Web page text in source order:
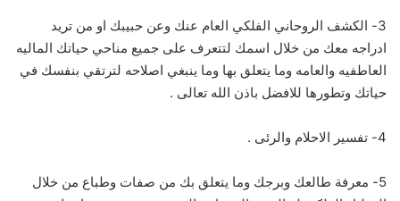
3- الكشف الروحاني الفلكي العام عنك وعن حبيبك او من تريد
ادراجه معك من خلال اسمك لتتعرف على جميع مناحي حياتك الماليه
العاطفيه والعامه وما يتعلق بها وما ينبغي اصلاحه لترتقي بنفسك في
حياتك وتطورها للافضل باذن الله تعالى .
4- تفسير الاحلام والرئى .
5- معرفة طالعك وبرجك وما يتعلق بك من صفات وطباع من خلال